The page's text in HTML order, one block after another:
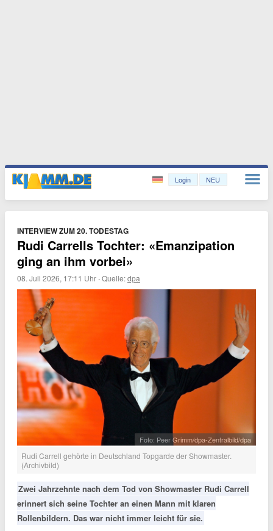
Login NEU
INTERVIEW ZUM 20. TODESTAG
Rudi Carrells Tochter: «Emanzipation
ging an ihm vorbei»
08. Juli 2026, 17:11 Uhr ·Quelle:dpa
Foto: Peer Grimm/dpa-Zentralbild/dpa
Rudi Carrell gehörte in Deutschland Topgarde der Showmaster.
(Archivbild)
Zwei Jahrzehnte nach dem Tod von Showmaster Rudi Carrell
erinnert sich seine Tochter an einen Mann mit klaren
Rollenbildern. Das war nicht immer leicht für sie.